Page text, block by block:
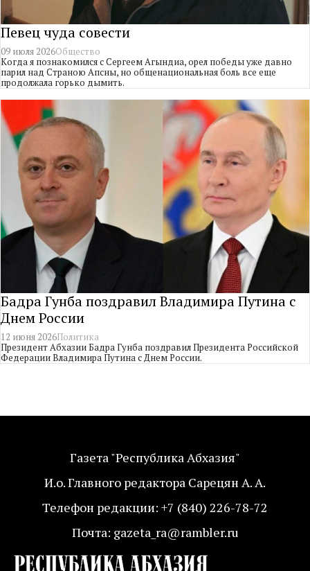
Певец чуда совести
09 июля 2026Общество
Когда я познакомился с Сергеем Агындиа, орел победы уже давно
парил над Страною Апсны, но общенациональная боль все еще
продолжала горько дымить.
Бадра Гунба поздравил Владимира Путина с
Днем России
12 июня 2026Политика
Президент Абхазии Бадра Гунба поздравил Президента Российской
Федерации Владимира Путина с Днем России.
Газета "Республика Абхазия"
И.о. Главного редактора Сарецян А. А.
Телефон редакции: +7 (840) 226-78-72
Почта: gazeta_ra@rambler.ru